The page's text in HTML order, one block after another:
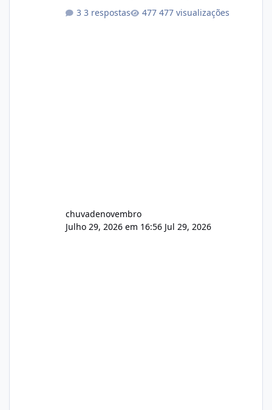
3 respostas 477 visualizações
chuvadenovembro
Julho 29, 2026 em 16:56 Jul 29, 2026